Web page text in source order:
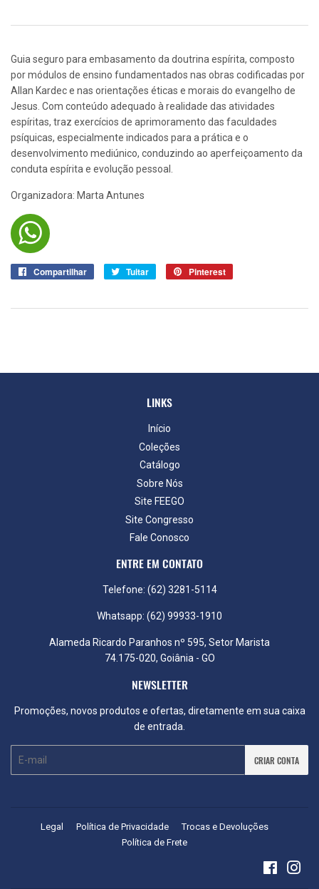
Guia seguro para embasamento da doutrina espírita, composto
por módulos de ensino fundamentados nas obras codificadas por
Allan Kardec e nas orientações éticas e morais do evangelho de
Jesus. Com conteúdo adequado à realidade das atividades
espíritas, traz exercícios de aprimoramento das faculdades
psíquicas, especialmente indicados para a prática e o
desenvolvimento mediúnico, conduzindo ao aperfeiçoamento da
conduta espírita e evolução pessoal.
Organizadora: Marta Antunes
Compartilhar
Compartilhar
Tuitar Tuitar Pinterest
LINKS
Início
Coleções
Catálogo
Sobre Nós
Site FEEGO
Site Congresso
Fale Conosco
ENTRE EM CONTATO
Telefone: (62) 3281-5114
Whatsapp: (62) 99933-1910
Alameda Ricardo Paranhos nº 595, Setor Marista
74.175-020, Goiânia - GO
NEWSLETTER
Promoções, novos produtos e ofertas, diretamente em sua caixa
de entrada.
E-
CRIAR CONTA
Legal Política de Privacidade
Trocas e Devoluções
Política de Frete